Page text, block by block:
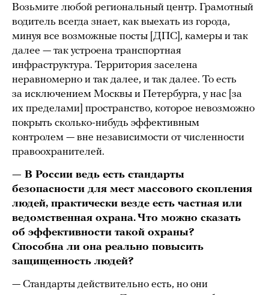
Возьмите любой региональный центр. Грамотный
водитель всегда знает, как выехать из города,
минуя все возможные посты [ДПС], камеры и так
далее — так устроена транспортная
инфраструктура. Территория заселена
неравномерно и так далее, и так далее. То есть
за исключением Москвы и Петербурга, у нас [за
их пределами] пространство, которое невозможно
покрыть сколько-нибудь эффективным
контролем — вне независимости от численности
правоохранителей.
— В России ведь есть стандарты
безопасности для мест массового скопления
людей, практически везде есть частная или
ведомственная охрана. Что можно сказать
об эффективности такой охраны?
Способна ли она реально повысить
защищенность людей?
— Стандарты действительно есть, но они